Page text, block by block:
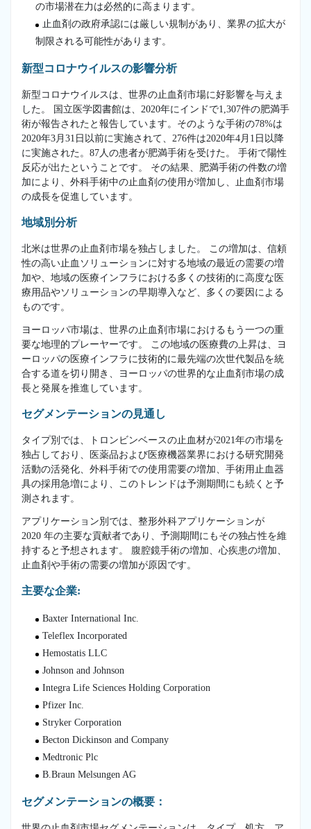
の市場潜在力は必然的に高まります。
止血剤の政府承認には厳しい規制があり、業界の拡大が
制限される可能性があります。
新型コロナウイルスの影響分析
新型コロナウイルスは、世界の止血剤市場に好影響を与えま
した。 国立医学図書館は、2020年にインドで1,307件の肥満手
術が報告されたと報告しています。そのような手術の78%は
2020年3月31日以前に実施されて、276件は2020年4月1日以降
に実施された。87人の患者が肥満手術を受けた。 手術で陽性
反応が出たということです。 その結果、肥満手術の件数の増
加により、外科手術中の止血剤の使用が増加し、止血剤市場
の成長を促進しています。
地域別分析
北米は世界の止血剤市場を独占しました。 この増加は、信頼
性の高い止血ソリューションに対する地域の最近の需要の増
加や、地域の医療インフラにおける多くの技術的に高度な医
療用品やソリューションの早期導入など、多くの要因による
ものです。
ヨーロッパ市場は、世界の止血剤市場におけるもう一つの重
要な地理的プレーヤーです。 この地域の医療費の上昇は、ヨ
ーロッパの医療インフラに技術的に最先端の次世代製品を統
合する道を切り開き、ヨーロッパの世界的な止血剤市場の成
長と発展を推進しています。
セグメンテーションの見通し
タイプ別では、トロンビンベースの止血材が2021年の市場を
独占しており、医薬品および医療機器業界における研究開発
活動の活発化、外科手術での使用需要の増加、手術用止血器
具の採用急増により、このトレンドは予測期間にも続くと予
測されます。
アプリケーション別では、整形外科アプリケーションが
2020 年の主要な貢献者であり、予測期間にもその独占性を維
持すると予想されます。 腹腔鏡手術の増加、心疾患の増加、
止血剤や手術の需要の増加が原因です。
主要な企業:
Baxter International Inc.
Teleflex Incorporated
Hemostatis LLC
Johnson and Johnson
Integra Life Sciences Holding Corporation
Pfizer Inc.
Stryker Corporation
Becton Dickinson and Company
Medtronic Plc
B.Braun Melsungen AG
セグメンテーションの概要：